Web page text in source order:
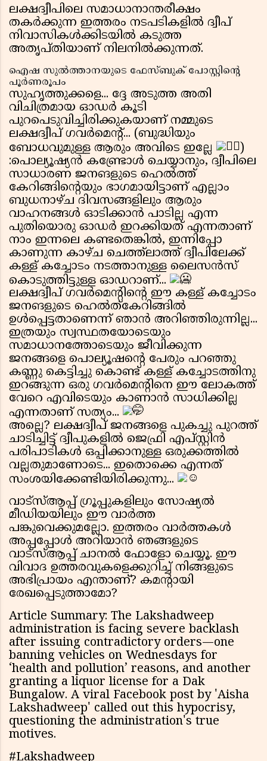
ലക്ഷദ്വീപിലെ സമാധാനാന്തരീക്ഷം
തകർക്കുന്ന ഇത്തരം നടപടികളിൽ ദ്വീപ്
നിവാസികൾക്കിടയിൽ കടുത്ത
അതൃപ്തിയാണ് നിലനിൽക്കുന്നത്.
ഐഷ സുൽത്താനയുടെ ഫേസ്ബുക് പോസ്റ്റിന്റെ
പൂർണരൂപം
സുഹൃത്തുക്കളെ... ദ്ദേ അടുത്ത അതി
വിചിത്രമായ ഓഡർ കൂടി
പുറപെടുവിച്ചിരിക്കുകയാണ് നമ്മുടെ
ലക്ഷദ്വീപ് ഗവർമെന്റ്... (ബുദ്ധിയും
ബോധവുമുള്ള ആരും അവിടെ ഇല്ലേ
)
:പൊല്യൂഷ്യൻ കണ്ട്രോൾ ചെയ്യാനും, ദ്വീപിലെ
സാധാരണ ജനങളുടെ ഹെൽത്ത്
കേറിങ്ങിന്റെയും ഭാഗമായിട്ടാണ് എല്ലാം
ബുധനാഴ്ച ദിവസങ്ങളിലും ആരും
വാഹനങ്ങൾ ഓടിക്കാൻ പാടില്ല എന്ന
പുതിയൊരു ഓഡർ ഇറക്കിയത് എന്നതാണ്
നാം ഇന്നലെ കണ്ടതെങ്കിൽ, ഇന്നിപ്പോ
കാണുന്ന കാഴ്ച ചെത്ത്ലാത്ത് ദ്വീപിലേക്ക്
കള്ള് കച്ചോടം നടത്താനുള്ള ലൈസൻസ്
കൊടുത്തിട്ടുള്ള ഓഡറാണ്...
ലക്ഷദ്വീപ് ഗവർമെന്റിന്റെ ഈ കള്ള് കച്ചോടം
ജനങളുടെ ഹെൽത്കേറിങ്ങിൽ
ഉൾപ്പെട്ടതാണെന്ന് ഞാൻ അറിഞ്ഞിരുന്നില്ല...
ഇത്രയും സ്വസ്ഥതയോടെയും
സമാധാനത്തോടെയും ജീവിക്കുന്ന
ജനങ്ങളെ പൊല്യൂഷന്റെ പേരും പറഞ്ഞു
കണ്ണു കെട്ടിച്ചു കൊണ്ട് കള്ള് കച്ചോടത്തിനു
ഇറങ്ങുന്ന ഒരു ഗവർമെന്റിനെ ഈ ലോകത്ത്
വേറെ എവിടെയും കാണാൻ സാധിക്കില്ല
എന്നതാണ് സത്യം...
അല്ലെ? ലക്ഷദ്വീപ് ജനങ്ങളെ പുകച്ചു പുറത്ത്
ചാടിച്ചിട്ട് ദ്വീപുകളിൽ ജെഫ്രി എപ്സ്റ്റിൻ
പരിപാടികൾ ഒപ്പിക്കാനുള്ള ഒരുക്കത്തിൽ
വല്ലതുമാണോടെ... ഇതൊക്കെ എന്നത്
സംശയിക്കേണ്ടിയിരിക്കുന്നു...
വാട്സ്ആപ്പ് ഗ്രൂപ്പുകളിലും സോഷ്യൽ
മീഡിയയിലും ഈ വാർത്ത
പങ്കുവെക്കുമല്ലോ. ഇത്തരം വാർത്തകൾ
അപ്പപ്പോൾ അറിയാൻ ഞങ്ങളുടെ
വാട്സ്ആപ്പ് ചാനൽ ഫോളോ ചെയ്യൂ. ഈ
വിവാദ ഉത്തരവുകളെക്കുറിച്ച് നിങ്ങളുടെ
അഭിപ്രായം എന്താണ്? കമന്റായി
രേഖപ്പെടുത്താമോ?
Article Summary: The Lakshadweep
administration is facing severe backlash
after issuing contradictory orders—one
banning vehicles on Wednesdays for
‘health and pollution’ reasons, and another
granting a liquor license for a Dak
Bungalow. A viral Facebook post by 'Aisha
Lakshadweep' called out this hypocrisy,
questioning the administration's true
motives.
#Lakshadweep